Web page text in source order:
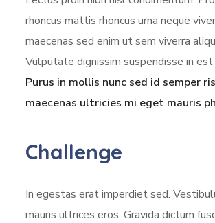
rhoncus mattis rhoncus urna neque
maecenas sed enim ut sem viverra
Vulputate dignissim suspendisse in est
Purus in mollis nunc sed id semper
maecenas ultricies mi eget mauris
Challenge
In egestas erat imperdiet sed.
mauris ultrices eros. Gravida dictum